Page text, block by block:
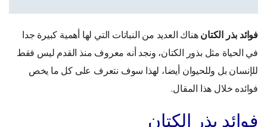
فوائد بذر الكتانهناك العديد من النباتات التي لها أهمية كبيرة جدا
في الحياة مثل بذور الكتان، ونجد أنه معروف منذ القدم ليس فقط
للإنسان بل وللحيوان أيضا، لهذا سوف نتعرف على كل ما يخص
فوائده خلال هذا المقال.
فوائد بذر الكتان